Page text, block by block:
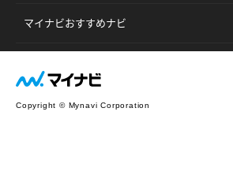
マイナビおすすめナビ
Copyright © Mynavi Corporation